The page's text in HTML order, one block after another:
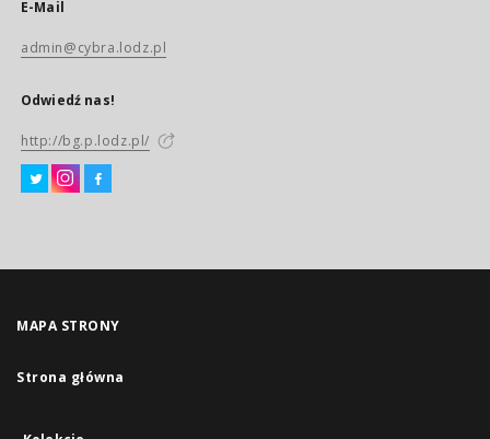
E-Mail
admin@cybra.lodz.pl
Odwiedź nas!
http://bg.p.lodz.pl/
MAPA STRONY
Strona główna